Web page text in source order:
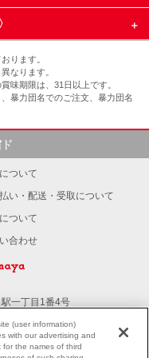
ります。
なります。
味期限は、31日以上です。
暴力団名でのご注文、暴力団名
ついて
い・配送・受取について
ついて
合わせ
一丁目1番4号
(user information)
with our advertising and
for the names of third